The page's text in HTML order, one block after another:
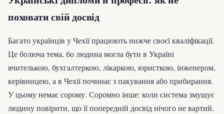
поховати свій досвід
Багато українців у Чехії працюють нижче своєї кваліфікації.
Це болюча тема, бо людина могла бути в Україні
вчителькою, бухгалтеркою, лікаркою, юристкою, інженером,
керівницею, а в Чехії починає з пакування або прибирання.
У цьому немає сорому. Соромно інше: коли система змушує
людину повірити, що її попередній досвід нічого не вартий.